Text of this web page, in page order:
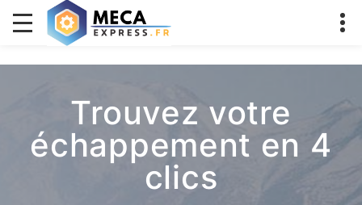
Trouvez votre
échappement en 4
clics